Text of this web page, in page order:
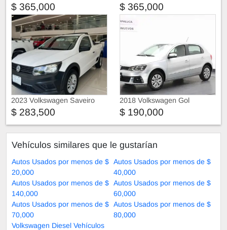
Trendline
$ 365,000
Trendline
$ 365,000
2023 Volkswagen Saveiro
$ 283,500
2018 Volkswagen Gol
$ 190,000
Vehículos similares que le gustarían
Autos Usados por menos de $
20,000
Autos Usados por menos de $
40,000
Autos Usados por menos de $
140,000
Autos Usados por menos de $
60,000
Autos Usados por menos de $
70,000
Autos Usados por menos de $
80,000
Volkswagen Diesel Vehículos